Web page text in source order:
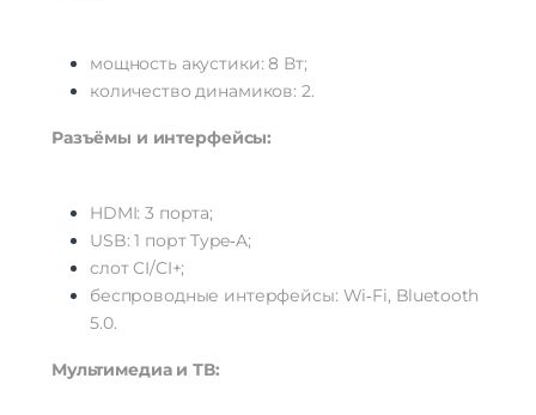
мощностьакустики: 8 Вт;
количество динамиков: 2.
Разъёмы и интерфейсы:
HDMI: 3 порта;
USB: 1 портType‑A;
слотCI/CI+;
беспроводные интерфейсы: Wi‑Fi, Bluetooth
5.0.
Мультимедиаи ТВ: